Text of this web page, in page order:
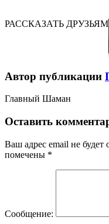
РАССКАЗАТЬ ДРУЗЬЯМ
Автор публикации
Главный Шаман
Оставить
Ваш адрес email не будет
помечены *
Сообщение: